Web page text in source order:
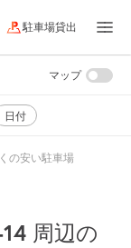
駐車場貸出
日付
マップ
の安い駐車場
周辺の